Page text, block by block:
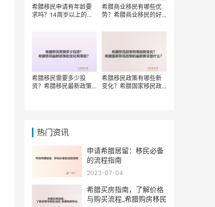
希腊移民申请有年龄要
求吗？14周岁以上的申
希腊商业移民有哪些优
势？希腊商业移民的好
希腊移民需要多少投
资？希腊移民最新政策
希腊移民政策有哪些新
变化？希腊国家移民政
热门资讯
申请希腊居留：移民必备
的流程指南
2023-07-04
希腊买房指南，了解价格
与购买流程_希腊购房移民